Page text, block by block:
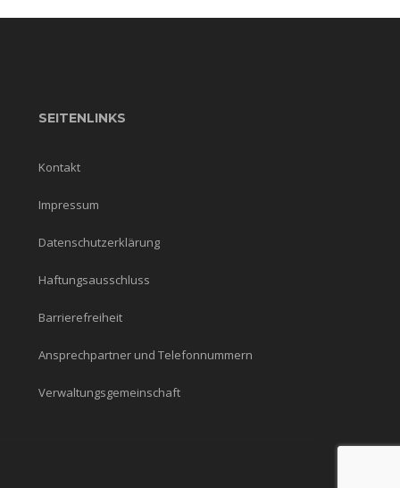
SEITENLINKS
Kontakt
Impressum
Datenschutzerklärung
Haftungsausschluss
Barrierefreiheit
Ansprechpartner und Telefonnummern
Verwaltungsgemeinschaft